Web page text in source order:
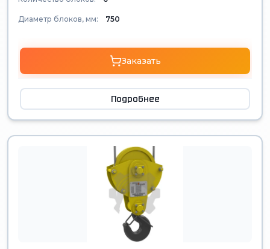
Диаметр блоков, мм: 750
Заказать
Подробнее